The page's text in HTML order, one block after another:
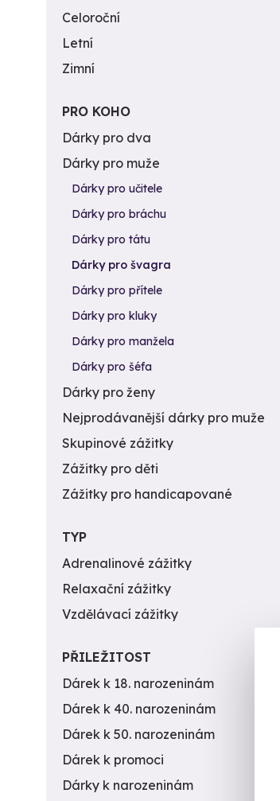
Celoroční
Letní
Zimní
PRO KOHO
Dárky pro dva
Dárky pro muže
Dárky pro učitele
Dárky pro bráchu
Dárky pro tátu
Dárky pro švagra
Dárky pro přítele
Dárky pro kluky
Dárky pro manžela
Dárky pro šéfa
Dárky pro ženy
Nejprodávanější dárky pro muže
Skupinové zážitky
Zážitky pro děti
Zážitky pro handicapované
TYP
Adrenalinové zážitky
Relaxační zážitky
Vzdělávací zážitky
PŘILEŽITOST
Dárek k 18. narozeninám
Dárek k 40. narozeninám
Dárek k 50. narozeninám
Dárek k promoci
Dárky k narozeninám